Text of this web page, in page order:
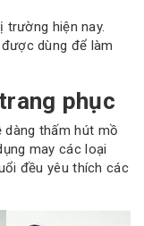
trường hiện nay.
dùng để làm
phục
dàng thấm hút mồ
may các loại
đều yêu thích các